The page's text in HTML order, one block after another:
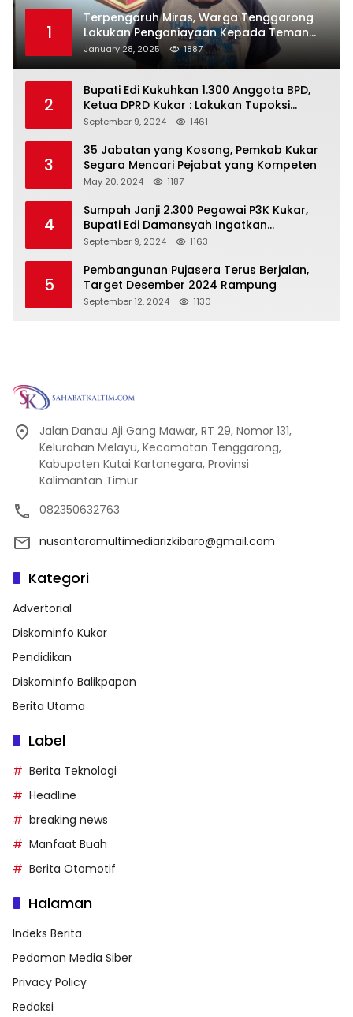
1
Terpengaruh Miras, Warga Tenggarong
Lakukan Penganiayaan Kepada Teman
Sendiri
January 28, 2025 1887
2
Bupati Edi Kukuhkan 1.300 Anggota BPD,
Ketua DPRD Kukar : Lakukan Tupoksi
Dengan Baik Untuk Wujudkan
September 9, 2024 1461
3
35 Jabatan yang Kosong, Pemkab Kukar
Segara Mencari Pejabat yang Kompeten
May 20, 2024 1187
4
Sumpah Janji 2.300 Pegawai P3K Kukar,
Bupati Edi Damansyah Ingatkan
Tanggung Jawab Baru
September 9, 2024 1163
5
Pembangunan Pujasera Terus Berjalan,
Target Desember 2024 Rampung
September 12, 2024 1130
Jalan Danau Aji Gang Mawar, RT 29, Nomor 131,
Kelurahan Melayu, Kecamatan Tenggarong,
Kabupaten Kutai Kartanegara, Provinsi
Kalimantan Timur
082350632763
nusantaramultimediarizkibaro@gmail.com
Kategori
Advertorial
Diskominfo Kukar
Pendidikan
Diskominfo Balikpapan
Berita Utama
Label
Berita Teknologi
Headline
breaking news
Manfaat Buah
Berita Otomotif
Halaman
Indeks Berita
Pedoman Media Siber
Privacy Policy
Redaksi